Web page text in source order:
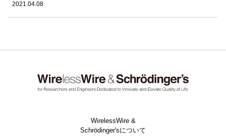
2021.04.08
WirelessWire &
Schrödinger'sについて